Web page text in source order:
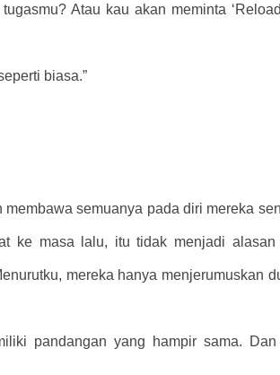
Atau kau akan meminta
biasa.”
semuanya pada diri mereka
ke masa lalu, itu tidak menjadi
mereka hanya menjerumuskan
pandangan yang hampir sama.